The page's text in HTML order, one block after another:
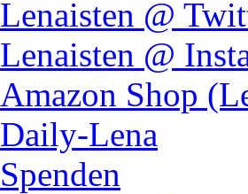
Lenaisten @
Lenaisten @
Amazon Shop
Daily-Lena
Spenden